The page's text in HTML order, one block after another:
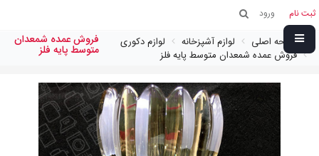
ثبت نام ورود
صفحه اصلی لوازم آشپزخانه
لوازم دکوری
فروش عمده شمعدان متوسط پايه فلز
فروش عمده شمعدان
متوسط پايه فلز